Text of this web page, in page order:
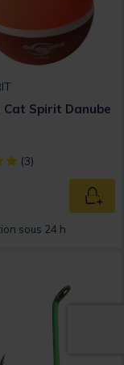
Spirit Danube
out of 5
(3)
sous 24 h